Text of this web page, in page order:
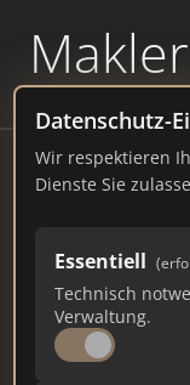
Makler
powered by
Datenschutz-
Wir respektieren
Dienste Sie
Essentiell
Technisch
Verwaltung.366